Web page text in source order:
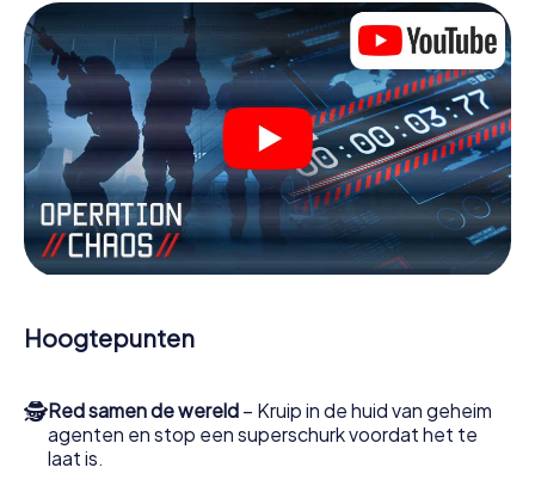
niet opgesloten in een kamer waaruit je jezelf binnen een
bepaald tijdvenster moet bevrijden. Met deze
speurtocht met een smartphone wordt heel Aniche jouw
speelveld! De technische voorwaarden voor jouw
avontuur in Aniche zijn een smartphone en toegang tot
het mobiel internet. Met één klik krijg jij toegang tot onze
app. Je hoeft niets te installeren om door interactieve
video's, lastige minigames of andere functies in de actie
te worden getrokken.
Werk samen als een team, onderschep vijandige
spionnen en lok de handlangers van de schurk naar je toe.
excelleren om de slechteriken te stoppen. In
tegenstelling tot James Bond en Co. zullen jouw daden
jezelf en jouw team in de hoogste score van Aniche en
krijg toegang tot jouw eigen fotogalerij. De escape game
van myCityHunt verandert Aniche in jouw eigen
Hoogtepunten
🕵Red samen de wereld – Kruip in de huid van geheim
agenten en stop een superschurk voordat het te
laat is.